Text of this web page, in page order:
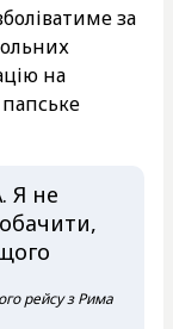
за
на
Я не
рейсу з Рима